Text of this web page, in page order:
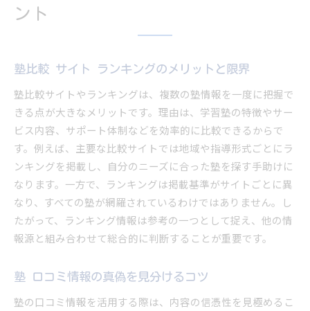
ント
塾比較 サイト ランキングのメリットと限界
塾比較サイトやランキングは、複数の塾情報を一度に把握で
きる点が大きなメリットです。理由は、学習塾の特徴やサー
ビス内容、サポート体制などを効率的に比較できるからで
す。例えば、主要な比較サイトでは地域や指導形式ごとにラ
ンキングを掲載し、自分のニーズに合った塾を探す手助けに
なります。一方で、ランキングは掲載基準がサイトごとに異
なり、すべての塾が網羅されているわけではありません。し
たがって、ランキング情報は参考の一つとして捉え、他の情
報源と組み合わせて総合的に判断することが重要です。
塾 口コミ情報の真偽を見分けるコツ
塾の口コミ情報を活用する際は、内容の信憑性を見極めるこ